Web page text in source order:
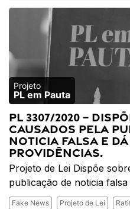
PL em Pauta
PL 3307/2020 –
causados pela
noticia falsa e
providências.
Projeto de Lei Dispõe
publicação de noticia
Fake News Projeto de Lei